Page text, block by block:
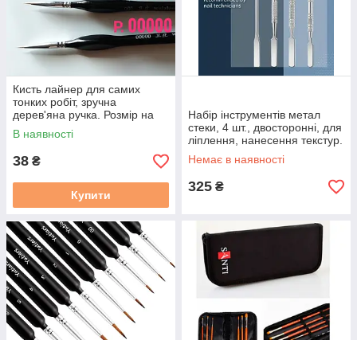
Кисть лайнер для самих
тонких робіт, зручна
дерев'яна ручка. Розмір на
вибір: р 00000
В наявності
38 ₴
Купити
Набір інструментів метал
стеки, 4 шт., двосторонні, для
ліплення, нанесення текстур.
Немає в наявності
325 ₴